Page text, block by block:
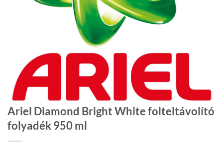
Ariel Diamond Bright White folteltávolító
folyadék 950 ml